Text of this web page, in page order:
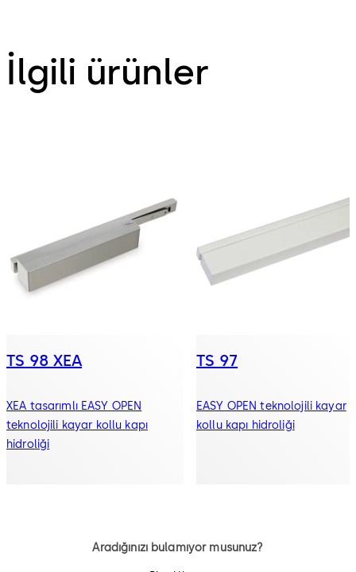
İlgili ürünler
TS 98 XEA
XEA tasarımlı EASY OPEN
teknolojili kayar kollu kapı
hidroliği
TS 97
EASY OPEN teknolojili kayar
kollu kapı hidroliği
Aradığınızı bulamıyor musunuz?